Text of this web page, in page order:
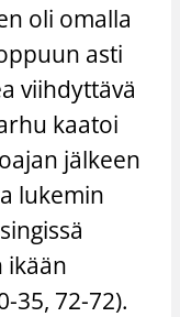
oli omalla
asti
viihdyttävä
kaatoi
jälkeen
lukemin
ikään
35, 72-72).